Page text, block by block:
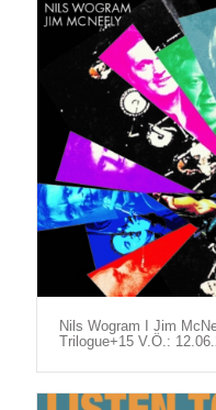
Nils Wogram I Jim
Trilogue+15 V.Ö.: